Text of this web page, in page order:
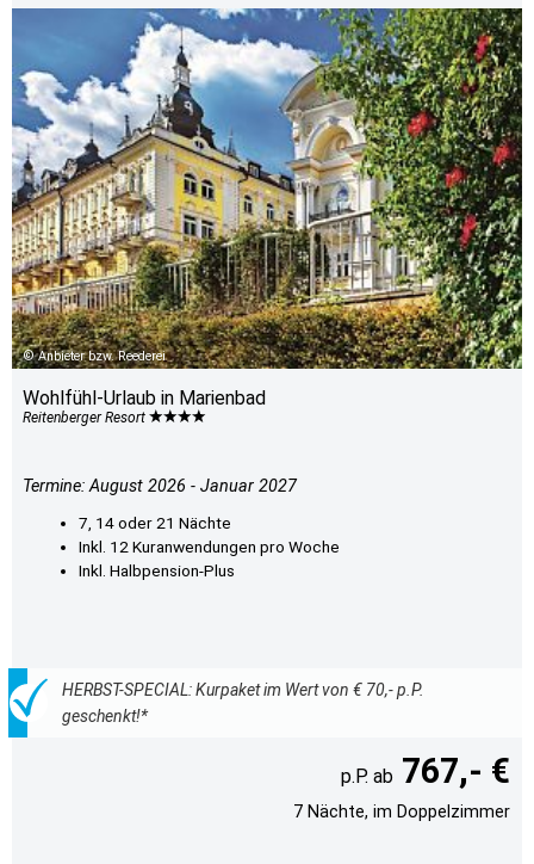
Anbieter bzw. Reederei
Wohlfühl-Urlaub in Marienbad
Reitenberger Resort
Termine: August 2026 - Januar 2027
7, 14 oder 21 Nächte
Inkl. 12 Kuranwendungen pro Woche
Inkl. Halbpension-Plus
HERBST-SPECIAL: Kurpaket im Wert von € 70,- p.P.
geschenkt!*
767,- €
7 Nächte, im Doppelzimmer